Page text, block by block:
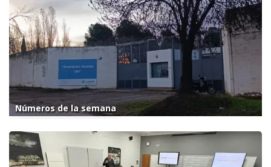
Números de la semana